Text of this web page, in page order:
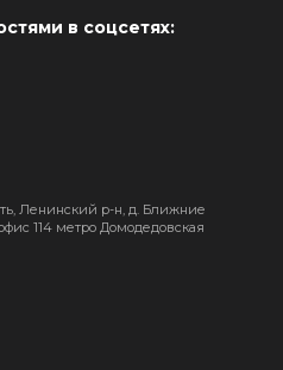
в соцсетях:
Ленинский р-н, д. Ближние
114 метро Домодедовская